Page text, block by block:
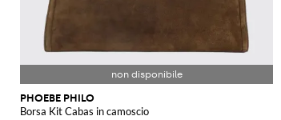
PHOEBE PHILO
Borsa Kit Cabas in camoscio